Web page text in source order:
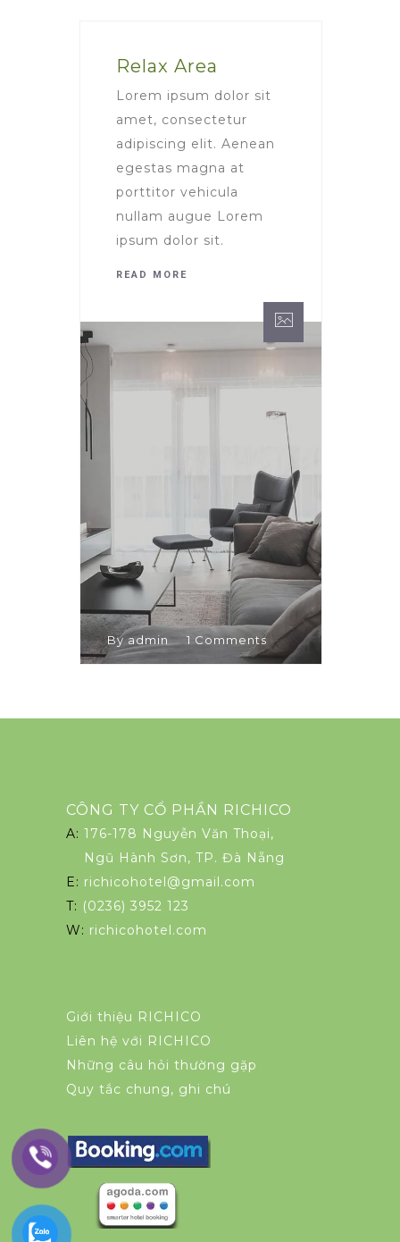
Relax Area
Lorem ipsum dolor sit
amet, consectetur
adipiscing elit. Aenean
egestas magna at
porttitor vehicula
nullam augue Lorem
ipsum dolor sit.
READ MORE
By admin 1 Comments
CÔNG TY CỔ PHẦN RICHICO
A: 176-178 Nguyễn Văn Thoại,
Ngũ Hành Sơn, TP. Đà Nẵng
E: richicohotel@gmail.com
T: (0236) 3952 123
W: richicohotel.com
Giới thiệu RICHICO
Liên hệ với RICHICO
Những câu hỏi thường gặp
Quy tắc chung, ghi chú